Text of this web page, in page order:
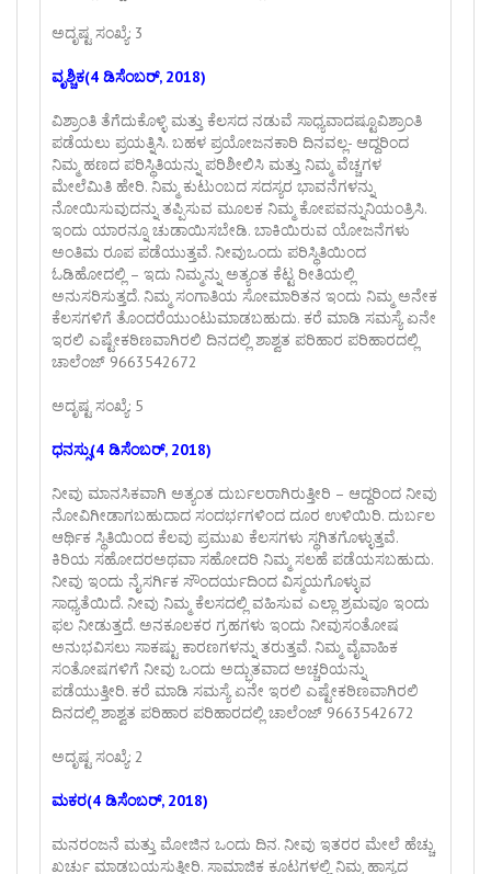
ಅದೃಷ್ಟ ಸಂಖ್ಯೆ: 3
ವೃಶ್ಚಿಕ(4 ಡಿಸೆಂಬರ್, 2018)
ವಿಶ್ರಾಂತಿ ತೆಗೆದುಕೊಳ್ಳಿ ಮತ್ತು ಕೆಲಸದ ನಡುವೆ ಸಾಧ್ಯವಾದಷ್ಟೂವಿಶ್ರಾಂತಿ
ಪಡೆಯಲು ಪ್ರಯತ್ನಿಸಿ. ಬಹಳ ಪ್ರಯೋಜನಕಾರಿ ದಿನವಲ್ಲ- ಆದ್ದರಿಂದ
ನಿಮ್ಮ ಹಣದ ಪರಿಸ್ಥಿತಿಯನ್ನು ಪರಿಶೀಲಿಸಿ ಮತ್ತು ನಿಮ್ಮ ವೆಚ್ಚಗಳ
ಮೇಲೆಮಿತಿ ಹೇರಿ. ನಿಮ್ಮ ಕುಟುಂಬದ ಸದಸ್ಯರ ಭಾವನೆಗಳನ್ನು
ನೋಯಿಸುವುದನ್ನು ತಪ್ಪಿಸುವ ಮೂಲಕ ನಿಮ್ಮ ಕೋಪವನ್ನುನಿಯಂತ್ರಿಸಿ.
ಇಂದು ಯಾರನ್ನೂ ಚುಡಾಯಿಸಬೇಡಿ. ಬಾಕಿಯಿರುವ ಯೋಜನೆಗಳು
ಅಂತಿಮ ರೂಪ ಪಡೆಯುತ್ತವೆ. ನೀವುಒಂದು ಪರಿಸ್ಥಿತಿಯಿಂದ
ಓಡಿಹೋದಲ್ಲಿ – ಇದು ನಿಮ್ಮನ್ನು ಅತ್ಯಂತ ಕೆಟ್ಟ ರೀತಿಯಲ್ಲಿ
ಅನುಸರಿಸುತ್ತದೆ. ನಿಮ್ಮ ಸಂಗಾತಿಯ ಸೋಮಾರಿತನ ಇಂದು ನಿಮ್ಮ ಅನೇಕ
ಕೆಲಸಗಳಿಗೆ ತೊಂದರೆಯುಂಟುಮಾಡಬಹುದು. ಕರೆ ಮಾಡಿ ಸಮಸ್ಯೆ ಏನೇ
ಇರಲಿ ಎಷ್ಟೇಕಠಿಣವಾಗಿರಲಿ ದಿನದಲ್ಲಿ ಶಾಶ್ವತ ಪರಿಹಾರ ಪರಿಹಾರದಲ್ಲಿ
ಚಾಲೆಂಜ್ 9663542672
ಅದೃಷ್ಟ ಸಂಖ್ಯೆ: 5
ಧನಸ್ಸು(4 ಡಿಸೆಂಬರ್, 2018)
ನೀವು ಮಾನಸಿಕವಾಗಿ ಅತ್ಯಂತ ದುರ್ಬಲರಾಗಿರುತ್ತೀರಿ – ಆದ್ದರಿಂದ ನೀವು
ನೋವಿಗೀಡಾಗಬಹುದಾದ ಸಂದರ್ಭಗಳಿಂದ ದೂರ ಉಳಿಯಿರಿ. ದುರ್ಬಲ
ಆರ್ಥಿಕ ಸ್ಥಿತಿಯಿಂದ ಕೆಲವು ಪ್ರಮುಖ ಕೆಲಸಗಳು ಸ್ಥಗಿತಗೊಳ್ಳುತ್ತವೆ.
ಕಿರಿಯ ಸಹೋದರಅಥವಾ ಸಹೋದರಿ ನಿಮ್ಮ ಸಲಹೆ ಪಡೆಯಸಬಹುದು.
ನೀವು ಇಂದು ನೈಸರ್ಗಿಕ ಸೌಂದರ್ಯದಿಂದ ವಿಸ್ಮಯಗೊಳ್ಳುವ
ಸಾಧ್ಯತೆಯಿದೆ. ನೀವು ನಿಮ್ಮ ಕೆಲಸದಲ್ಲಿ ವಹಿಸುವ ಎಲ್ಲಾ ಶ್ರಮವೂ ಇಂದು
ಫಲ ನೀಡುತ್ತದೆ. ಅನಕೂಲಕರ ಗ್ರಹಗಳು ಇಂದು ನೀವುಸಂತೋಷ
ಅನುಭವಿಸಲು ಸಾಕಷ್ಟು ಕಾರಣಗಳನ್ನು ತರುತ್ತವೆ. ನಿಮ್ಮ ವೈವಾಹಿಕ
ಸಂತೋಷಗಳಿಗೆ ನೀವು ಒಂದು ಅದ್ಭುತವಾದ ಅಚ್ಚರಿಯನ್ನು
ಪಡೆಯುತ್ತೀರಿ. ಕರೆ ಮಾಡಿ ಸಮಸ್ಯೆ ಏನೇ ಇರಲಿ ಎಷ್ಟೇಕಠಿಣವಾಗಿರಲಿ
ದಿನದಲ್ಲಿ ಶಾಶ್ವತ ಪರಿಹಾರ ಪರಿಹಾರದಲ್ಲಿ ಚಾಲೆಂಜ್ 9663542672
ಅದೃಷ್ಟ ಸಂಖ್ಯೆ: 2
ಮಕರ(4 ಡಿಸೆಂಬರ್, 2018)
ಮನರಂಜನೆ ಮತ್ತು ಮೋಜಿನ ಒಂದು ದಿನ. ನೀವು ಇತರರ ಮೇಲೆ ಹೆಚ್ಚು
ಖರ್ಚು ಮಾಡಬಯಸುತ್ತೀರಿ. ಸಾಮಾಜಿಕ ಕೂಟಗಳಲ್ಲಿ ನಿಮ್ಮ ಹಾಸ್ಯದ